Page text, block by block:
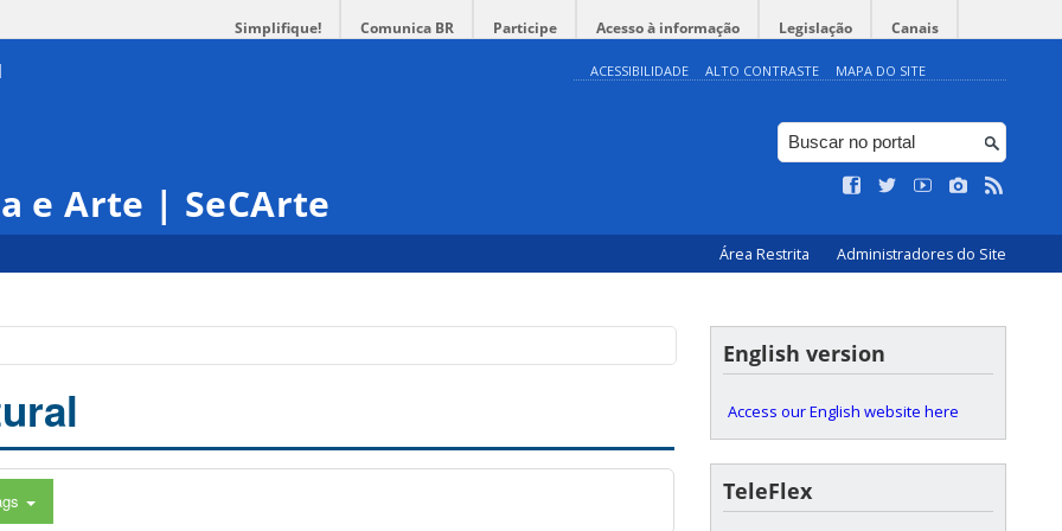
Simplifique! Comunica BR Participe Acesso à informação Legislação Canais
ACESSIBILIDADE ALTO CONTRASTE MAPA DO SITE
e Arte | SeCArte
Área Restrita Administradores do Site
English version
Access our English website here
TeleFlex